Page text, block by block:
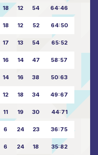
18 12 54 64:46
18 12 52 64:50
17 13 54 65:52
16 14 47 58:57
14 16 38 50:63
12 18 34 49:67
11 19 30 44:71
6 24 23 36:75
6 24 18 35:82